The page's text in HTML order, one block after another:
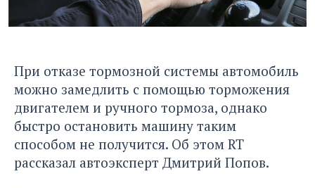
При отказе тормозной системы автомобиль
можно замедлить с помощью торможения
двигателем и ручного тормоза, однако
быстро остановить машину таким
способом не получится. Об этом RT
рассказал автоэксперт Дмитрий Попов.